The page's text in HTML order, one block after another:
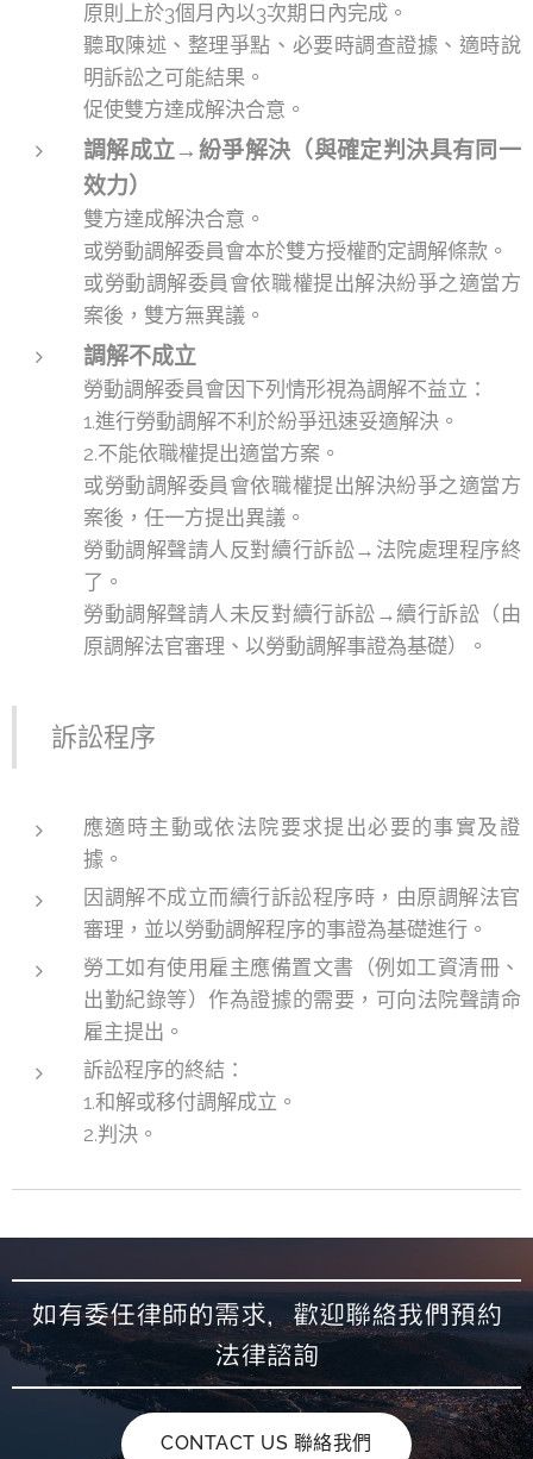
原則上於3個月內以3次期日內完成。
聽取陳述、整理爭點、必要時調查證據、適時說
明訴訟之可能結果。
促使雙方達成解決合意。
調解成立→紛爭解決（與確定判決具有同一
效力）
雙方達成解決合意。
或勞動調解委員會本於雙方授權酌定調解條款。
或勞動調解委員會依職權提出解決紛爭之適當方
案後，雙方無異議。
調解不成立
勞動調解委員會因下列情形視為調解不益立：
1.進行勞動調解不利於紛爭迅速妥適解決。
2.不能依職權提出適當方案。
或勞動調解委員會依職權提出解決紛爭之適當方
案後，任一方提出異議。
勞動調解聲請人反對續行訴訟→法院處理程序終
了。
勞動調解聲請人未反對續行訴訟→續行訴訟（由
原調解法官審理、以勞動調解事證為基礎）。
訴訟程序
應適時主動或依法院要求提出必要的事實及證
據。
因調解不成立而續行訴訟程序時，由原調解法官
審理，並以勞動調解程序的事證為基礎進行。
勞工如有使用雇主應備置文書（例如工資清冊、
出勤紀錄等）作為證據的需要，可向法院聲請命
雇主提出。
訴訟程序的終結：
1.和解或移付調解成立。
2.判決。
如有委任律師的需求，歡迎聯絡我們預約
法律諮詢
CONTACT US 聯絡我們